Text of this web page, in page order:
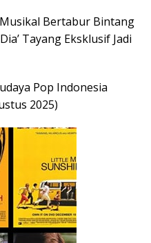
Bertabur Bintang
Tayang Eksklusif Jadi
Pop Indonesia
2025)